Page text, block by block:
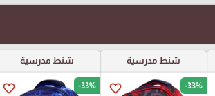
شنط مدرسية
favorite_border -33%
شنط مدرسية
favorite_border -33%